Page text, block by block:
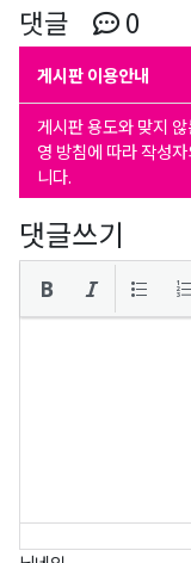
댓글 0
게시판 이용안내
게시판 용도와 맞지
영 방침에 따라 작성
니다.
댓글쓰기